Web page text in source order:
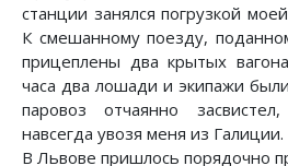
станции занялся погрузкой
К смешанному поезду,
прицеплены два крытых
часа два лошади и экипажи
паровоз отчаянно
навсегда увозя меня из Галиции.
В Львове пришлось порядочно